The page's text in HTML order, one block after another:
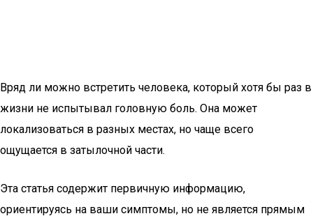
Вряд ли можно встретить человека, который хотя бы раз в
жизни не испытывал головную боль. Она может
локализоваться в разных местах, но чаще всего
ощущается в затылочной части.
Эта статья содержит первичную информацию,
ориентируясь на ваши симптомы, но не является прямым